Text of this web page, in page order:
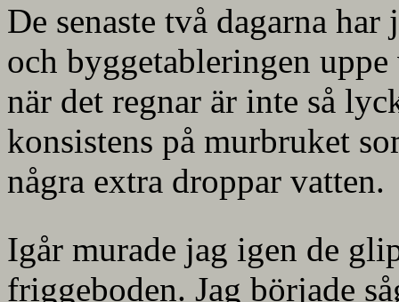
De senaste två dagarna
och byggetableringen
när det regnar är inte så
konsistens på murbruket
några extra droppar vatten.
Igår murade jag igen de
friggeboden. Jag började